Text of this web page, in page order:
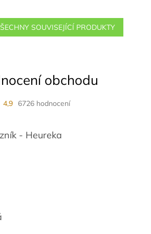
SOUVISEJÍCÍ PRODUKTY
obchodu
4,9 6726 hodnocení
- Heureka